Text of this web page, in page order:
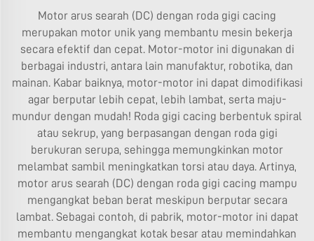
Motor arus searah (DC) dengan roda gigi cacing
merupakan motor unik yang membantu mesin bekerja
secara efektif dan cepat. Motor-motor ini digunakan di
berbagai industri, antara lain manufaktur, robotika, dan
mainan. Kabar baiknya, motor-motor ini dapat dimodifikasi
agar berputar lebih cepat, lebih lambat, serta maju-
mundur dengan mudah! Roda gigi cacing berbentuk spiral
atau sekrup, yang berpasangan dengan roda gigi
berukuran serupa, sehingga memungkinkan motor
melambat sambil meningkatkan torsi atau daya. Artinya,
motor arus searah (DC) dengan roda gigi cacing mampu
mengangkat beban berat meskipun berputar secara
lambat. Sebagai contoh, di pabrik, motor-motor ini dapat
membantu mengangkat kotak besar atau memindahkan